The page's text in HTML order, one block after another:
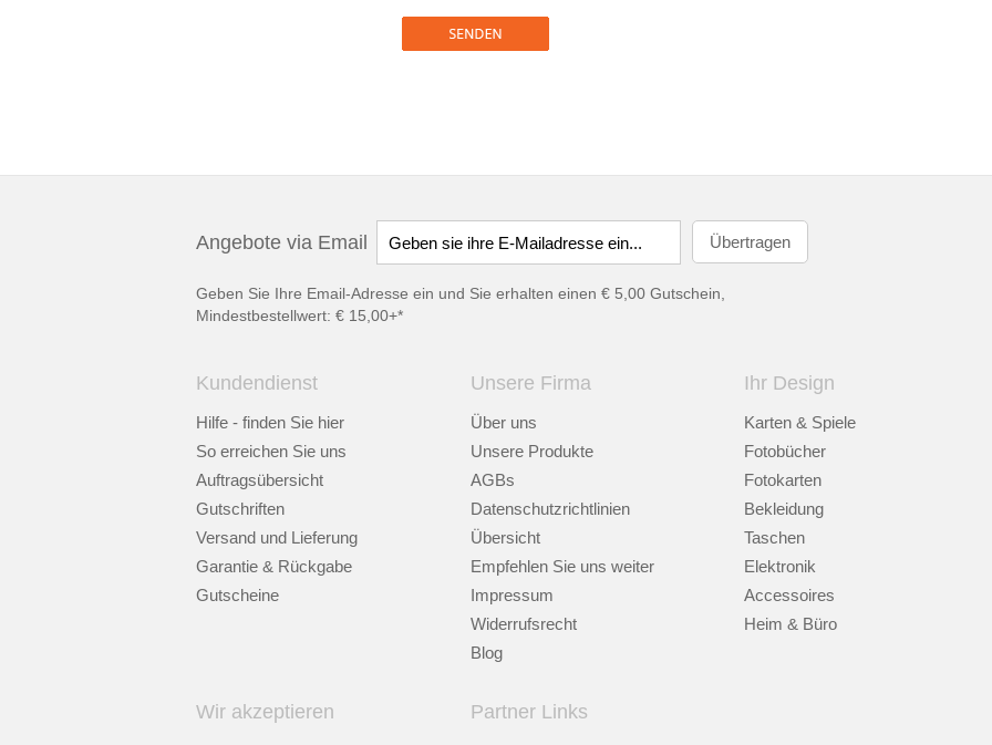
Angebote via Email
Geben Sie Ihre Email-Adresse ein und Sie erhalten einen € 5,00 Gutschein,
Mindestbestellwert: € 15,00+*
Kundendienst
Hilfe - finden Sie hier
So erreichen Sie uns
Auftragsübersicht
Gutschriften
Versand und Lieferung
Garantie & Rückgabe
Gutscheine
Unsere Firma
Über uns
Unsere Produkte
AGBs
Datenschutzrichtlinien
Übersicht
Empfehlen Sie uns weiter
Impressum
Widerrufsrecht
Blog
Ihr Design
Karten & Spiele
Fotobücher
Fotokarten
Bekleidung
Taschen
Elektronik
Accessoires
Heim & Büro
Wir akzeptieren Partner Links